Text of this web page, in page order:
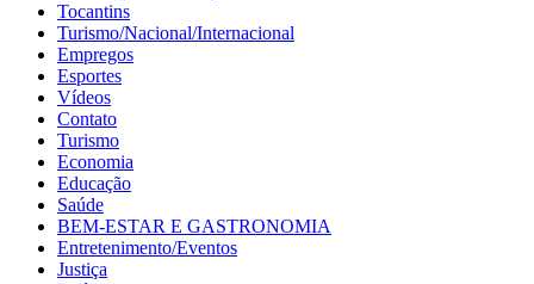
Tocantins
Turismo/Nacional/Internacional
Empregos
Esportes
Vídeos
Contato
Turismo
Economia
Educação
Saúde
BEM-ESTAR E GASTRONOMIA
Entretenimento/Eventos
Justiça